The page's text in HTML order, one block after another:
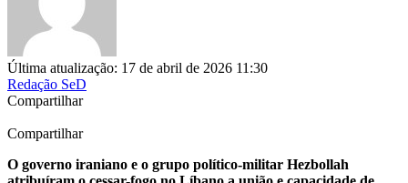
Última atualização: 17 de abril de 2026 11:30
Redação SeD
Compartilhar
Compartilhar
O governo iraniano e o grupo político-militar Hezbollah